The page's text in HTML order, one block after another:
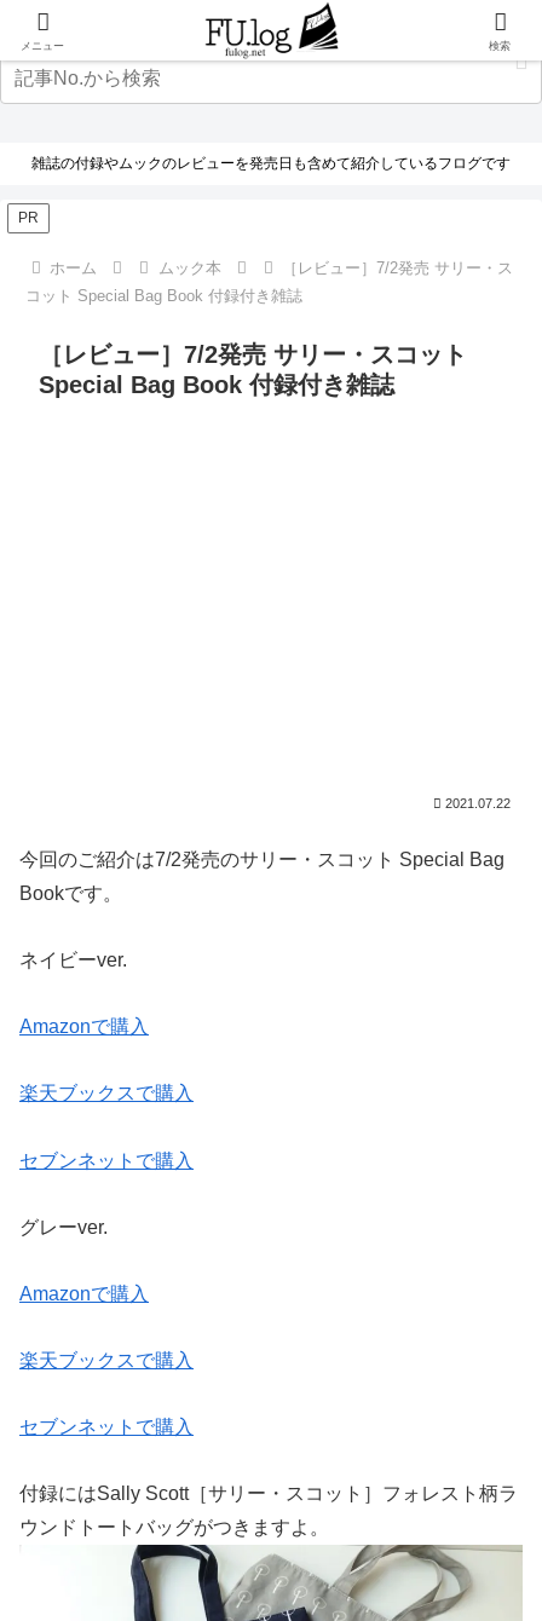
雑誌の付録やムックのレビューを発売日も含めて紹介しているフログです
PR
ホーム ムック本
［レビュー］7/2発売 サリー・ス
コット Special Bag Book 付録付き雑誌
［レビュー］7/2発売 サリー・スコット
Special Bag Book 付録付き雑誌
2021.07.22
今回のご紹介は7/2発売のサリー・スコット Special Bag
Bookです。
ネイビーver.
Amazonで購入
楽天ブックスで購入
セブンネットで購入
グレーver.
Amazonで購入
楽天ブックスで購入
セブンネットで購入
付録にはSally Scott［サリー・スコット］フォレスト柄ラ
ウンドトートバッグがつきますよ。
メニュー 検索